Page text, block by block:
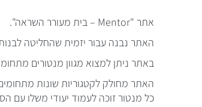
אתר "Mentor – בית מעורר השראה".
האתר נבנה עבור יזמית שהחליטה
באתר ניתן למצוא מגוון מנטורים
האתר מחולק לקטגוריות שונות
כל מנטור זוכה לעמוד יעודי משלו עם